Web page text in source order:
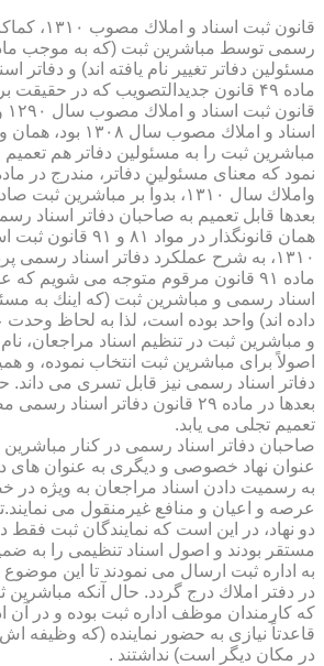
قانون ثبت
مسئولین دفاتر تغییر نام یافته اند) و دفاتر
اسناد و املاك مصوب
مباشرین ثبت را به مسئولین دفاتر هم تعمیم
واملاك سال ۱۳۱۰، بدواً بر
بعدها قابل تعمیم به صاحبان دفاتر اسناد
همان قانونگذار در
۱۳۱۰، به شرح عملكرد دفاتر اسناد رسمی
ماده ۹۱ قانون مرقوم متوجه می شویم
اسناد رسمی و مباشرین ثبت (كه اینك به
داده اند) واحد بوده است، لذا به لحاظ وحدت
و مباشرین ثبت در تنظیم اسناد مراجعان،
اصولاً برای مباشرین ثبت انتخاب نموده، و
دفاتر اسناد رسمی نیز قابل تسری می داند.
تعمیم تجلی می یابد.
صاحبان دفاتر اسناد رسمی در كنار مباشرین
عنوان نهاد خصوصی و دیگری به عنوان های
به رسمیت دادن اسناد مراجعان به ویژه در
عرصه و اعیان و منافع غیرمنقول می
دو نهاد، در این است كه نمایندگان ثبت فقط
مستقر بودند و اصول اسناد تنظیمی را به
به اداره ثبت ارسال می نمودند تا این
در دفتر املاك درج گردد. حال آنكه مباشرین
كه كارمندان موظف اداره ثبت بوده و در آن
قاعدتاً نیازی به حضور نماینده (كه وظیفه
در مكان دیگر است) نداشتند .